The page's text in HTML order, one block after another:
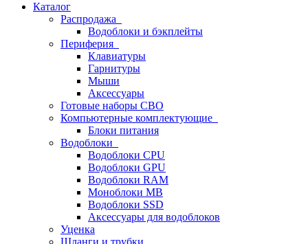
Каталог
Распродажа
Водоблоки и бэкплейты
Периферия
Клавиатуры
Гарнитуры
Мыши
Аксессуары
Готовые наборы СВО
Компьютерные комплектующие
Блоки питания
Водоблоки
Водоблоки CPU
Водоблоки GPU
Водоблоки RAM
Моноблоки MB
Водоблоки SSD
Аксессуары для водоблоков
Уценка
Шланги и трубки